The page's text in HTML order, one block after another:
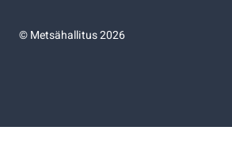
©Metsähallitus 2026